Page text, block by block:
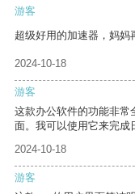
游客
超级好用的加速器，妈妈
2024-10-18
游客
这款办公软件的功能非常
面。我可以使用它来完成
2024-10-18
游客